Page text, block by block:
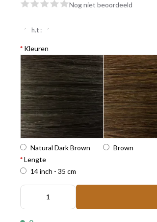
Nog niet beoordeeld
h.t :
* Kleuren
Natural Dark Brown Brown
*Lengte
14 inch - 35 cm